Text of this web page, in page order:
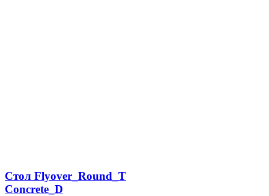
Стол Flyover_Round_T
Concrete_D